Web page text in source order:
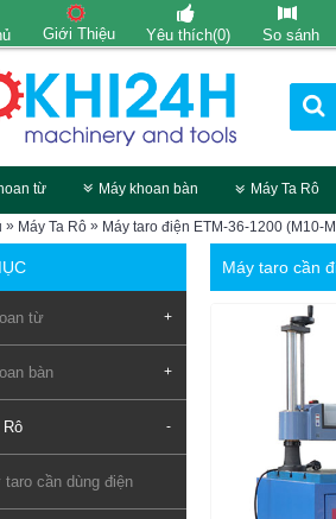
Giới Thiệu Yêu thích(0) So sánh
từ Máy khoan bàn Máy Ta Rô
» Máy Ta Rô » Máy taro điện ETM-36-1200 (M10-
từ +
bàn +
Rô -
taro cần dùng điện
Máy taro cần